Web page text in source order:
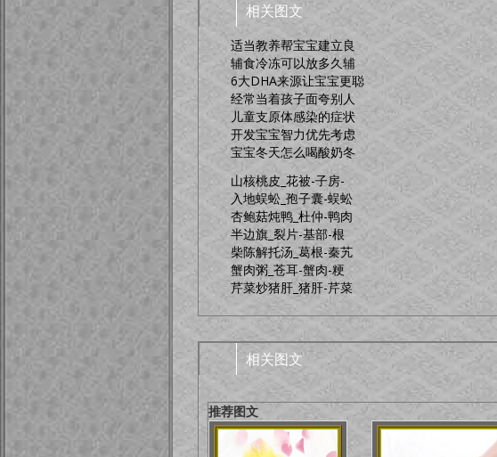
相关图文
适当教养帮宝宝建立良
辅食冷冻可以放多久辅
6大DHA来源让宝宝更聪
经常当着孩子面夸别人
儿童支原体感染的症状
开发宝宝智力优先考虑
宝宝冬天怎么喝酸奶冬
山核桃皮_花被-子房-
入地蜈蚣_孢子囊-蜈蚣
杏鲍菇炖鸭_杜仲-鸭肉
半边旗_裂片-基部-根
柴陈解托汤_葛根-秦艽
蟹肉粥_苍耳-蟹肉-粳
芹菜炒猪肝_猪肝-芹菜
相关图文
推荐图文